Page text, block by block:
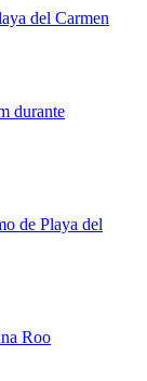
del Carmen
durante
de Playa del
Roo